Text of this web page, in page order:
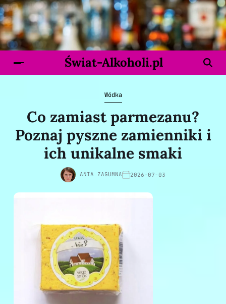
Świat-Alkoholi.pl
Wódka
Co zamiast parmezanu?
Poznaj pyszne zamienniki i
ich unikalne smaki
ANIA ZAGUMNA 2026-07-03